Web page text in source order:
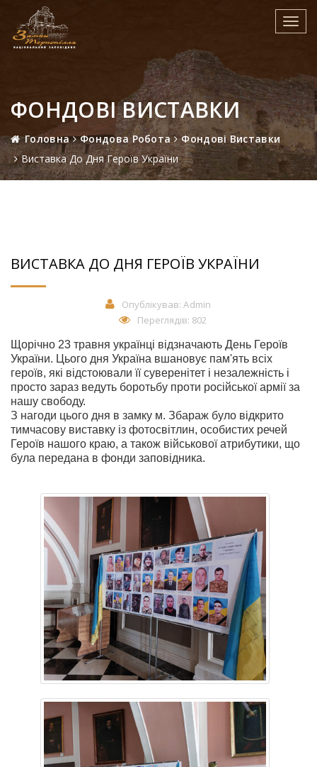
ФОНДОВІ ВИСТАВКИ
Головна Фондова Робота
Фондові Виставки
Виставка До Дня Героїв України
ВИСТАВКА ДО ДНЯ ГЕРОЇВ УКРАЇНИ
Опублікував:Admin
Переглядів: 802
Щорічно 23 травня українці відзначають День Героїв
України. Цього дня Україна вшановує пам'ять всіх
героїв, які відстоювали її суверенітет і незалежність і
просто зараз ведуть боротьбу проти російської армії за
нашу свободу.
З нагоди цього дня в замку м. Збараж було відкрито
тимчасову виставку із фотосвітлин, особистих речей
Героїв нашого краю, а також військової атрибутики, що
була передана в фонди заповідника.